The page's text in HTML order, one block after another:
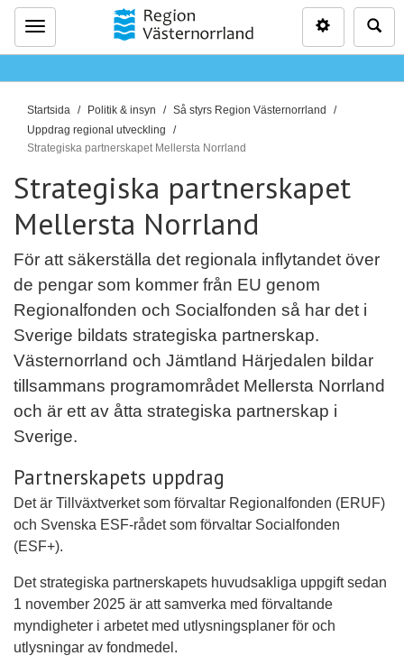
Meny
D
u
ä
r
h
ä
r
:
Startsida Politik & insyn
Så styrs Region Västernorrland
Uppdrag regional utveckling
Strategiska partnerskapet Mellersta Norrland
Strategiska partnerskapet
Mellersta Norrland
För att säkerställa det regionala inflytandet över
de pengar som kommer från EU genom
Regionalfonden och Socialfonden så har det i
Sverige bildats strategiska partnerskap.
Västernorrland och Jämtland Härjedalen bildar
tillsammans programområdet Mellersta Norrland
och är ett av åtta strategiska partnerskap i
Sverige.
Partnerskapets uppdrag
Det är Tillväxtverket som förvaltar Regionalfonden (ERUF)
och Svenska ESF-rådet som förvaltar Socialfonden
(ESF+).
Det strategiska partnerskapets huvudsakliga uppgift sedan
1 november 2025 är att samverka med förvaltande
myndigheter i arbetet med utlysningsplaner för och
utlysningar av fondmedel.